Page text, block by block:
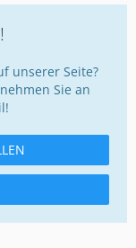
unserer Seite?
Sie an